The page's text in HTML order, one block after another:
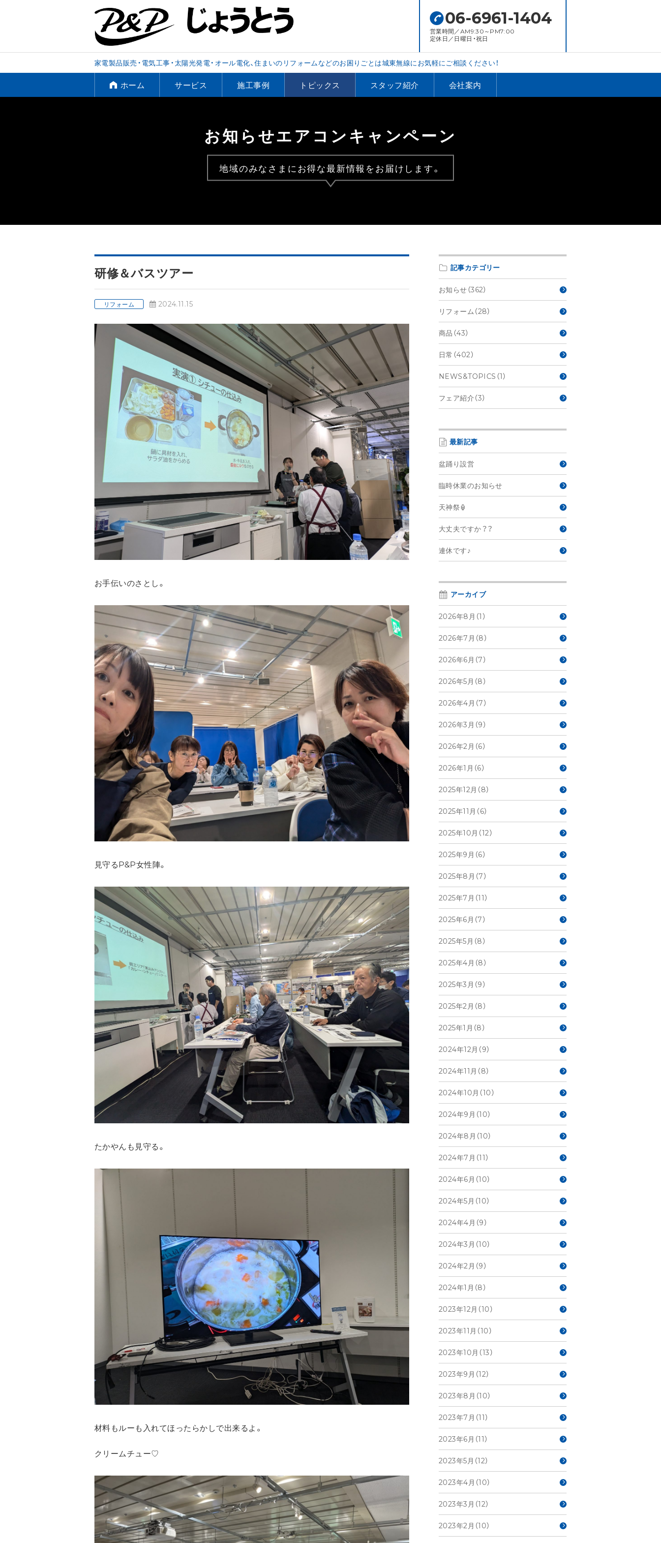
06-6961-1404
営業時間／AM9:30～PM7:00
定休日／日曜日・祝日
家電製品販売・電気工事・太陽光発電・オール電化、住まいのリフォームなどのお困りごとは城東無線にお気軽にご相談ください！
ホーム サービス 施工事例 トピックス スタッフ紹介 会社案内
お知らせエアコンキャンペーン
地域のみなさまにお得な最新情報をお届けします。
研修＆バスツアー
リフォーム 2024.11.15
お手伝いのさとし。
見守るP&P女性陣。
たかやんも見守る。
材料もルーも入れてほったらかしで出来るよ。
クリームチュー♡
記事カテゴリー
お知らせ（362）
リフォーム（28）
商品（43）
日常（402）
NEWS&TOPICS（1）
フェア紹介（3）
最新記事
盆踊り設営
臨時休業のお知らせ
天神祭🏮
大丈夫ですか？？
連休です♪
アーカイブ
2026年8月（1）
2026年7月（8）
2026年6月（7）
2026年5月（8）
2026年4月（7）
2026年3月（9）
2026年2月（6）
2026年1月（6）
2025年12月（8）
2025年11月（6）
2025年10月（12）
2025年9月（6）
2025年8月（7）
2025年7月（11）
2025年6月（7）
2025年5月（8）
2025年4月（8）
2025年3月（9）
2025年2月（8）
2025年1月（8）
2024年12月（9）
2024年11月（8）
2024年10月（10）
2024年9月（10）
2024年8月（10）
2024年7月（11）
2024年6月（10）
2024年5月（10）
2024年4月（9）
2024年3月（10）
2024年2月（9）
2024年1月（8）
2023年12月（10）
2023年11月（10）
2023年10月（13）
2023年9月（12）
2023年8月（10）
2023年7月（11）
2023年6月（11）
2023年5月（12）
2023年4月（10）
2023年3月（12）
2023年2月（10）